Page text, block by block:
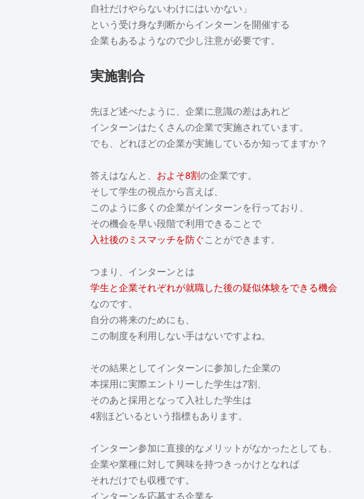
自社だけやらないわけにはいかない」
という受け身な判断からインターンを開催する
企業もあるようなので少し注意が必要です。
実施割合
先ほど述べたように、企業に意識の差はあれど
インターンはたくさんの企業で実施されています。
でも、どれほどの企業が実施しているか知ってますか？
答えはなんと、 およそ8割の企業です。
そして学生の視点から言えば、
このように多くの企業がインターンを行っており、
その機会を早い段階で利用できることで
入社後のミスマッチを防ぐことができます。
つまり、インターンとは
学生と企業それぞれが就職した後の疑似体験をできる機会
なのです。
自分の将来のためにも、
この制度を利用しない手はないですよね。
その結果としてインターンに参加した企業の
本採用に実際エントリーした学生は7割、
そのあと採用となって入社した学生は
4割ほどいるという指標もあります。
インターン参加に直接的なメリットがなかったとしても、
企業や業種に対して興味を持つきっかけとなれば
それだけでも収穫です。
インターンを応募する企業を